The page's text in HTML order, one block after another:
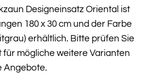
Designeinsatz Oriental ist
180 x 30 cm und der Farbe
erhältlich. Bitte prüfen Sie
für mögliche weitere Varianten
Angebote.